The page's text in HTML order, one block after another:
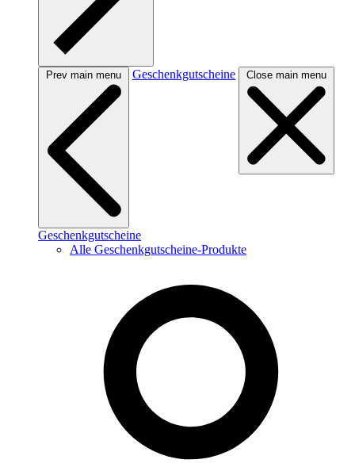
Prev main menu Geschenkgutscheine Close main menu
Geschenkgutscheine
Alle Geschenkgutscheine-Produkte